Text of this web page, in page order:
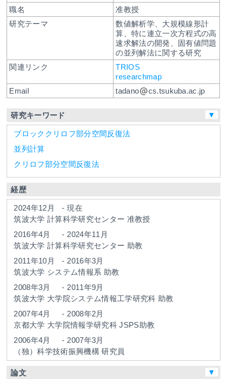
職名
准教授
研究テーマ
数値解析学、大規模線形計
算、特に連立一次方程式の高
速求解法の開発、固有値問題
の並列解法に関する研究
関連リンク
TRIOS
researchmap
Email
tadano cs.tsukuba.ac.jp
研究キーワード ▼
ブロッククリロフ部分空間反復法
並列計算
クリロフ部分空間反復法
経歴
2024年12月 - 現在
筑波大学計算科学研究センター 准教授
2016年4月
- 2024年11月
筑波大学計算科学研究センター 助教
2011年10月
- 2016年3月
筑波大学 システム情報系 助教
2008年3月
- 2011年9月
筑波大学 大学院システム情報工学研究科 助教
2007年4月
- 2008年2月
京都大学 大学院情報学研究科JSPS助教
2006年4月
- 2007年3月
（独）科学技術振興機構研究員
論文 ▼